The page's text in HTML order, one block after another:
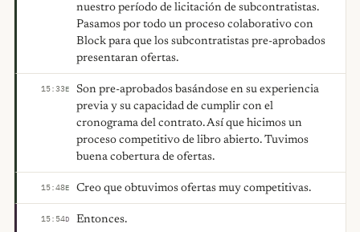
nuestro período de licitación de subcontratistas.
Pasamos por todo un proceso colaborativo con
Block para que los subcontratistas pre-aprobados
presentaran ofertas.
15:33E
Son pre-aprobados basándose en su experiencia
previa y su capacidad de cumplir con el
cronograma del contrato. Así que hicimos un
proceso competitivo de libro abierto. Tuvimos
buena cobertura de ofertas.
15:48E Creo que obtuvimos ofertas muy competitivas.
15:54D Entonces.